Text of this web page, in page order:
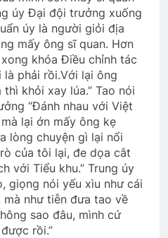
tham dự ĐHĐKVBTC 2024
Tập I – Chương 10
AIÝ nghĩa tên các khóa
3 Years Ago
úy Đại đội trưởng xuống
úy là người giỏi địa
mấy ông sĩ quan. Hơn
khóa Điều chỉnh tác
phải rồi.Với lại ông
khỏi xay lúa.” Tao nói
“Đánh nhau với Việt
lại ớn mấy ông kẹ
lòng chuyện gì lại nổi
của tôi lại, đe dọa cắt
với Tiểu khu.” Trung úy
giọng nói yếu xìu như cái
như tiễn đưa tao về
sao đâu, mình cứ
rồi.”